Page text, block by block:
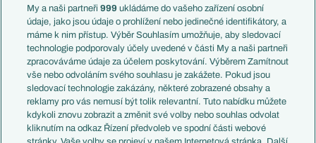
Témata
Představení týmů MS
EuroSkauting
PL v kostce
Evropské koeficienty
Přestupy
Přestupové spekulace
Zranění
Francie
Itálie
Německo
Španělsko
Argentina
Brazílie
Přestupy
Zápasy
Livescore
My a naši partneři999 ukládáme do vašeho zařízení osobní
údaje, jako jsou údaje o prohlížení nebo jedinečné identifikátory, a
máme k nim přístup. Výběr Souhlasím umožňuje, aby sledovací
technologie podporovaly účely uvedené v části My a naši partneři
zpracováváme údaje za účelem poskytování. Výběrem Zamítnout
vše nebo odvoláním svého souhlasu je zakážete. Pokud jsou
sledovací technologie zakázány, některé zobrazené obsahy a
reklamy pro vás nemusí být tolik relevantní. Tuto nabídku můžete
kdykoli znovu zobrazit a změnit své volby nebo souhlas odvolat
kliknutím na odkaz Řízení předvoleb ve spodní části webové